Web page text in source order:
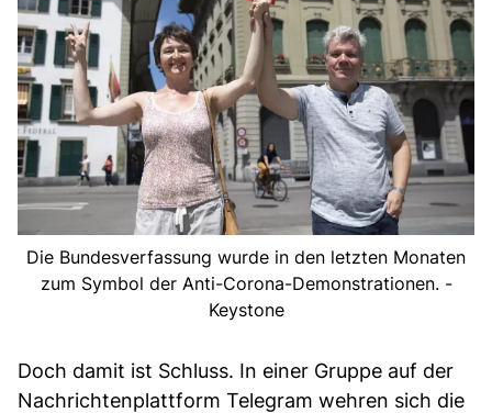
Die Bundesverfassung wurde in den letzten Monaten
zum Symbol der Anti-Corona-Demonstrationen. -
Keystone
Doch damit ist Schluss. In einer Gruppe auf der
Nachrichtenplattform Telegram wehren sich die